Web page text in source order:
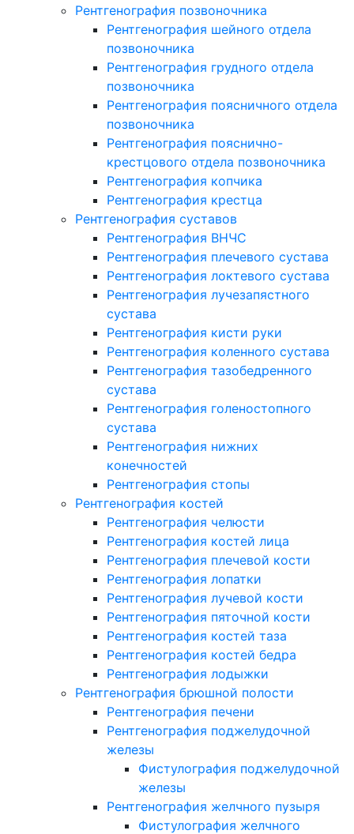
Рентгенография позвоночника
Рентгенография шейного отдела
позвоночника
Рентгенография грудного отдела
позвоночника
Рентгенография поясничного отдела
позвоночника
Рентгенография пояснично-
крестцового отдела позвоночника
Рентгенография копчика
Рентгенография крестца
Рентгенография суставов
Рентгенография ВНЧС
Рентгенография плечевого сустава
Рентгенография локтевого сустава
Рентгенография лучезапястного
сустава
Рентгенография кисти руки
Рентгенография коленного сустава
Рентгенография тазобедренного
сустава
Рентгенография голеностопного
сустава
Рентгенография нижних
конечностей
Рентгенография стопы
Рентгенография костей
Рентгенография челюсти
Рентгенография костей лица
Рентгенография плечевой кости
Рентгенография лопатки
Рентгенография лучевой кости
Рентгенография пяточной кости
Рентгенография костей таза
Рентгенография костей бедра
Рентгенография лодыжки
Рентгенография брюшной полости
Рентгенография печени
Рентгенография поджелудочной
железы
Фистулография поджелудочной
железы
Рентгенография желчного пузыря
Фистулография желчного